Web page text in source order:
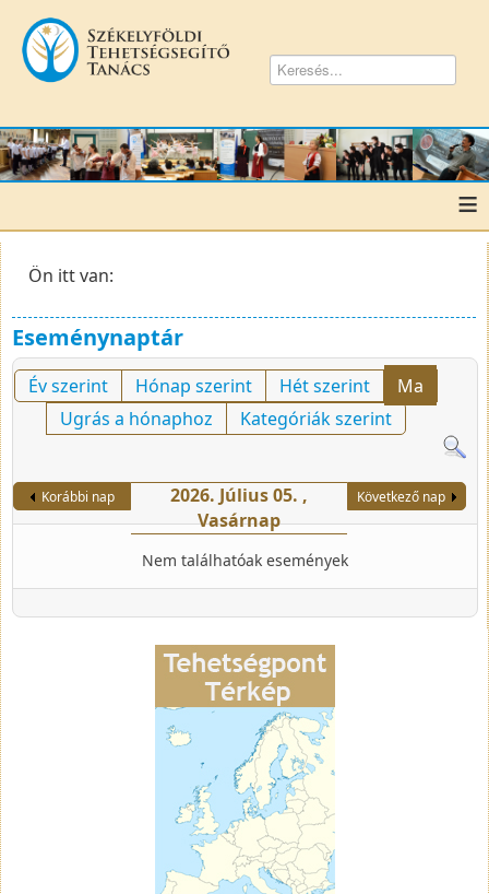
≡
Ön itt van:
Eseménynaptár
Év szerint Hónap szerint Hét szerint
Ma
Ugrás a hónaphoz
Kategóriák szerint
Korábbi nap
2026. Július 05. ,
Vasárnap
Következő nap
Nem találhatóak események